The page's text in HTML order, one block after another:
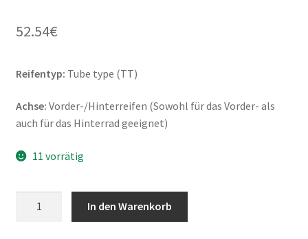
52.54€
Reifentyp: Tube type (TT)
Achse: Vorder-/Hinterreifen (Sowohl für das Vorder- als
auch für das Hinterrad geeignet)
11 vorrätig
In den Warenkorb